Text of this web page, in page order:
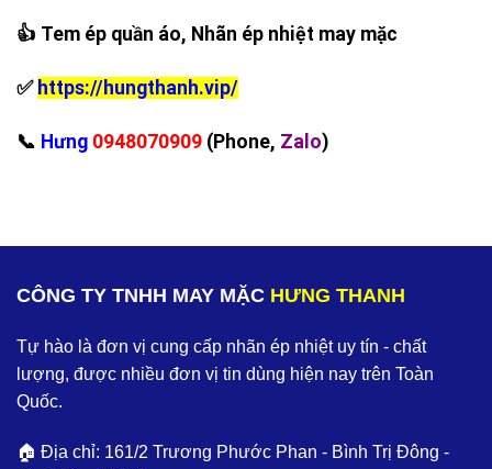
👍 Tem ép quần áo, Nhãn ép nhiệt may mặc
✅ https://hungthanh.vip/
‪📞 Hưng 0948070909 (Phone, Zalo)
CÔNG TY TNHH MAY MẶC HƯNG THANH
Tự hào là đơn vị cung cấp nhãn ép nhiệt uy tín - chất
lượng, được nhiều đơn vị tin dùng hiện nay trên Toàn
Quốc.
🏠 Địa chỉ: 161/2 Trương Phước Phan - Bình Trị Đông -